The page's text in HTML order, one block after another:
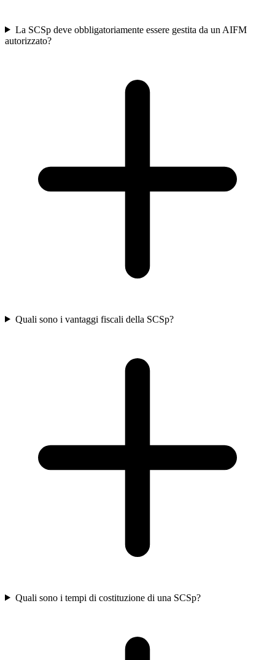
La SCSp deve obbligatoriamente essere gestita da un AIFM
autorizzato?
Quali sono i vantaggi fiscali della SCSp?
Quali sono i tempi di costituzione di una SCSp?